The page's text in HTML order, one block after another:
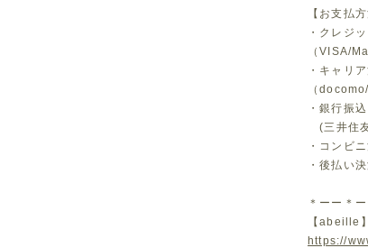
【お支払方
・クレジ
（VISA/
・キャリ
（
・銀行振込
(三井住友
・コンビ
・後払い
＊ーー＊
【abeille
https://